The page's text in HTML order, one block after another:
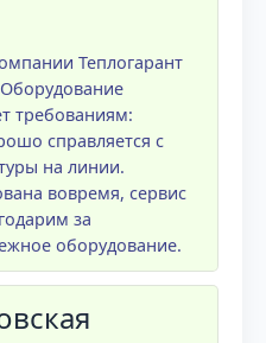
Теплогарант
требованиям:
справляется с
на линии.
вовремя, сервис
за
оборудование.